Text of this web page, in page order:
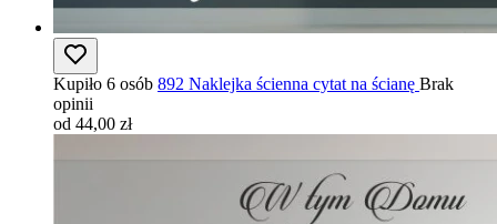
Kupiło 6 osób 892 Naklejka ścienna cytat na ścianę Brak
opinii
od 44,00 zł